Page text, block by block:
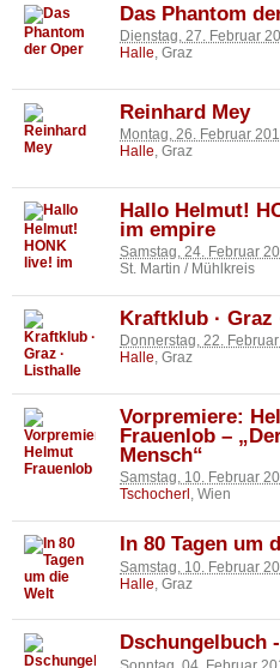
Das Phantom
Dienstag, 27. Februar
Halle, Graz
Reinhard Mey
Montag, 26. Februar
Halle, Graz
Hallo Helmut!
im empire
Samstag, 24. Februar
St. Martin / Mühlkreis
Kraftklub · Graz
Donnerstag, 22.
Halle, Graz
Vorpremiere:
Frauenlob –
Mensch“
Samstag, 10. Februar
Tschocherl , Wien
In 80 Tagen um
Samstag, 10. Februar
Halle , Graz
Dschungelbuch